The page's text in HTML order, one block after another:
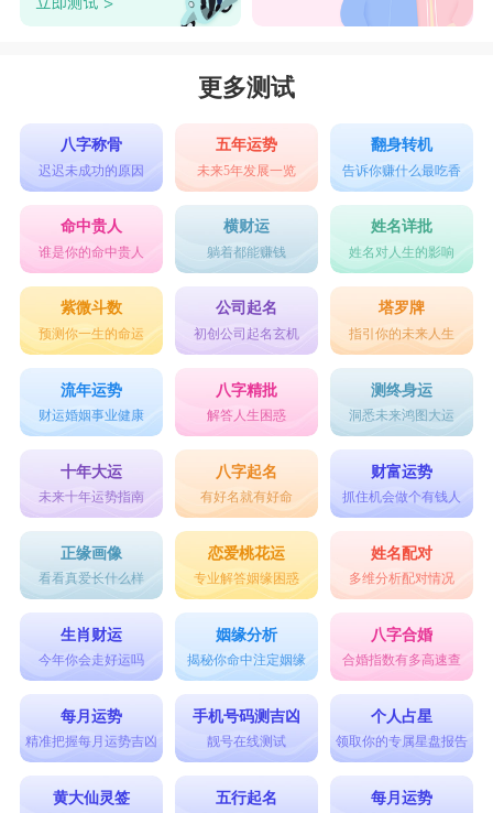
更多测试
八字称骨
迟迟未成功的原因
五年运势
未来5年发展一览
翻身转机
告诉你赚什么最吃香
命中贵人
谁是你的命中贵人
横财运
躺着都能赚钱
姓名详批
姓名对人生的影响
紫微斗数
预测你一生的命运
公司起名
初创公司起名玄机
塔罗牌
指引你的未来人生
流年运势
财运婚姻事业健康
八字精批
解答人生困惑
测终身运
洞悉未来鸿图大运
十年大运
未来十年运势指南
八字起名
有好名就有好命
财富运势
抓住机会做个有钱人
正缘画像
看看真爱长什么样
恋爱桃花运
专业解答姻缘困惑
姓名配对
多维分析配对情况
生肖财运
今年你会走好运吗
姻缘分析
揭秘你命中注定姻缘
八字合婚
合婚指数有多高速查
每月运势
精准把握每月运势吉凶
手机号码测吉凶
靓号在线测试
个人占星
领取你的专属星盘报告
黄大仙灵签 五行起名 每月运势